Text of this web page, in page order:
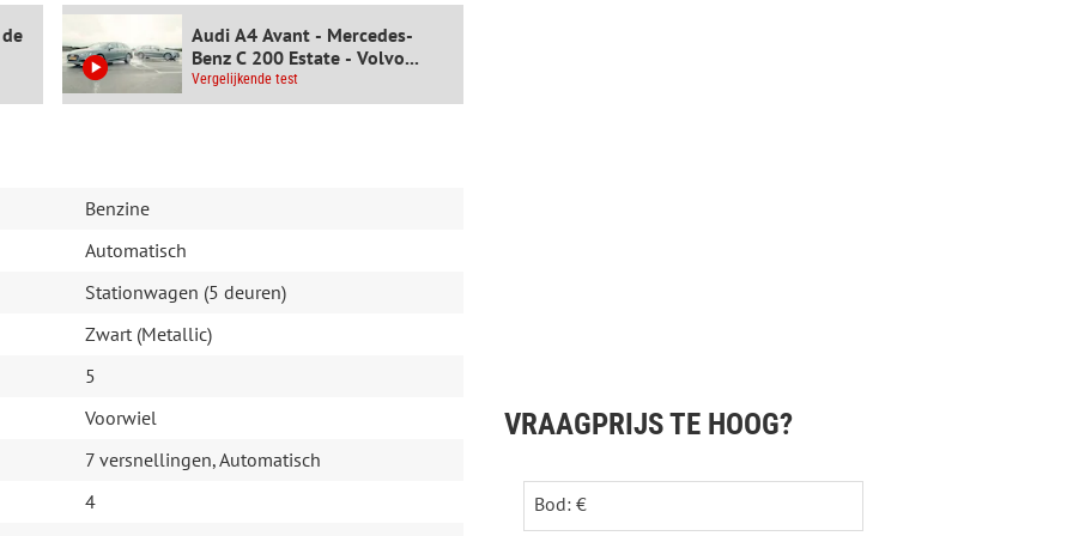
Buitenspiegels elektrisch inklapbaar)
correctie, uitwijk assistent)
Audi A4 Avant - Mercedes-
Benz C 200 Estate - Volvo...
Vergelijkende test
Benzine
Automatisch
Stationwagen (5 deuren)
Zwart (Metallic)
5
Voorwiel
7 versnellingen, Automatisch
4
VRAAGPRIJS TE HOOG?
Bod: €